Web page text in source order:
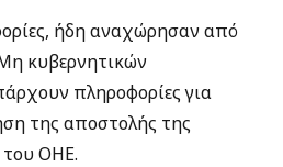
ήδη αναχώρησαν από
κυβερνητικών
πληροφορίες για
της αποστολής της
ΟΗΕ.